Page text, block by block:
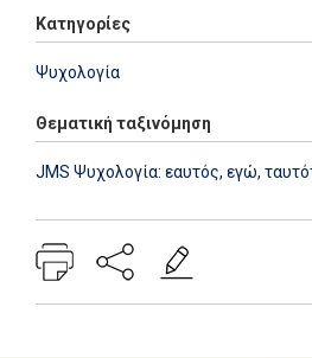
Κατηγορίες
Ψυχολογία
Θεματική ταξινόμηση
JMS Ψυχολογία: εαυτός, εγώ,